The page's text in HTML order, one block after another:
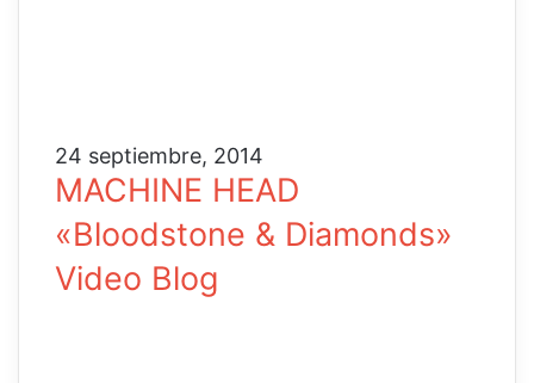
24 septiembre, 2014
MACHINE HEAD
«Bloodstone & Diamonds»
Video Blog